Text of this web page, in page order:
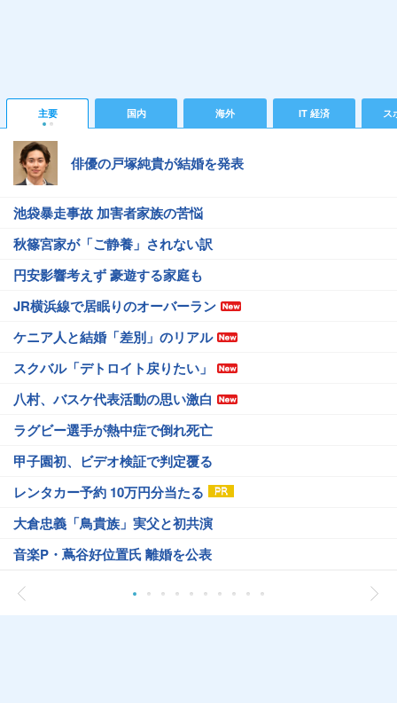
主要 国内 海外 IT 経済 ス
俳優の戸塚純貴が結婚を発表
池袋暴走事故 加害者家族の苦悩
秋篠宮家が「ご静養」されない訳
円安影響考えず 豪遊する家庭も
JR横浜線で居眠りのオーバーラン
ケニア人と結婚「差別」のリアル
スクバル「デトロイト戻りたい」
八村、バスケ代表活動の思い激白
ラグビー選手が熱中症で倒れ死亡
甲子園初、ビデオ検証で判定覆る
レンタカー予約 10万円分当たる
大倉忠義「鳥貴族」実父と初共演
音楽P・蔦谷好位置氏 離婚を公表